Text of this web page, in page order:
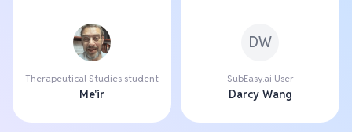
Therapeutical Studies student
Me'ir
DW
SubEasy.ai User
Darcy Wang